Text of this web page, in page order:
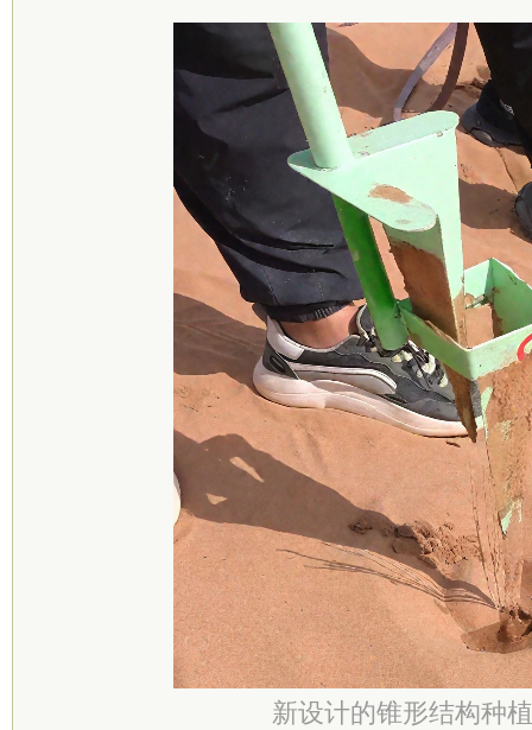
新设计的锥形结构种